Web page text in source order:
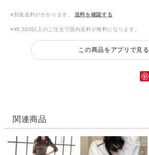
※別途送料がかかります。 送料を確認する
※¥9,500以上のご注文で国内送料が無料になります。
この商品をアプリで見る
関連商品